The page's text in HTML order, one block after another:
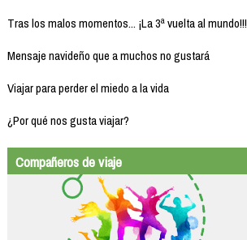
Tras los malos momentos... ¡La 3ª vuelta al mundo!!!
Mensaje navideño que a muchos no gustará
Viajar para perder el miedo a la vida
¿Por qué nos gusta viajar?
Compañeros de viaje